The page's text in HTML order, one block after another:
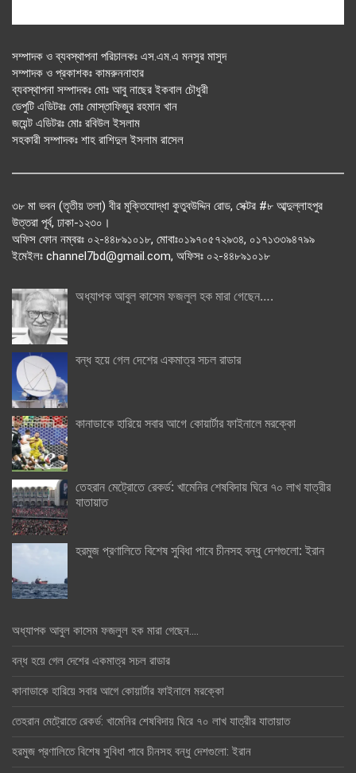
সম্পাদক ও ব্যবস্থাপনা পরিচালকঃ এস.এম.এ মনসুর মাসুদ
সম্পাদক ও প্রকাশকঃ কামরুননাহার
ব্যবস্থাপনা সম্পাদকঃ মোঃ আবু নাছের ইকবাল চৌধুরী
ডেপুটি এডিটরঃ মোঃ মোস্তাফিজুর রহমান খান
জয়েন্ট এডিটরঃ মোঃ রবিউল ইসলাম
সহকারী সম্পাদকঃ শাহ রাশিদুল ইসলাম রাসেল
৩৮ মা ভবন (তৃতীয় তলা) বীর মুক্তিযোদ্ধা কুতুবউদ্দিন রোড, সেক্টর #৮ আব্দুল্লাহপুর
উত্তরা পূর্ব, ঢাকা-১২৩০।
অফিস ফোন নম্বরঃ ০২-৪৪৮৯১০১৮, মোবাঃ০১৯৭০৫৭২৯৩৪, ০১৭১৩৩৯৪৭৯৯
ইমেইলঃ channel7bd@gmail.com, অফিসঃ ০২-৪৪৮৯১০১৮
অধ্যাপক আবুল কাসেম ফজলুল হক মারা গেছেন….
বন্ধ হয়ে গেল দেশের একমাত্র সচল রাডার
কানাডাকে হারিয়ে সবার আগে কোয়ার্টার ফাইনালে মরক্কো
তেহরান মেট্রোতে রেকর্ড: খামেনির শেষবিদায় ঘিরে ৭০ লাখ যাত্রীর
যাতায়াত
হরমুজ প্রণালিতে বিশেষ সুবিধা পাবে চীনসহ বন্ধু দেশগুলো: ইরান
অধ্যাপক আবুল কাসেম ফজলুল হক মারা গেছেন….
বন্ধ হয়ে গেল দেশের একমাত্র সচল রাডার
কানাডাকে হারিয়ে সবার আগে কোয়ার্টার ফাইনালে মরক্কো
তেহরান মেট্রোতে রেকর্ড: খামেনির শেষবিদায় ঘিরে ৭০ লাখ যাত্রীর যাতায়াত
হরমুজ প্রণালিতে বিশেষ সুবিধা পাবে চীনসহ বন্ধু দেশগুলো: ইরান